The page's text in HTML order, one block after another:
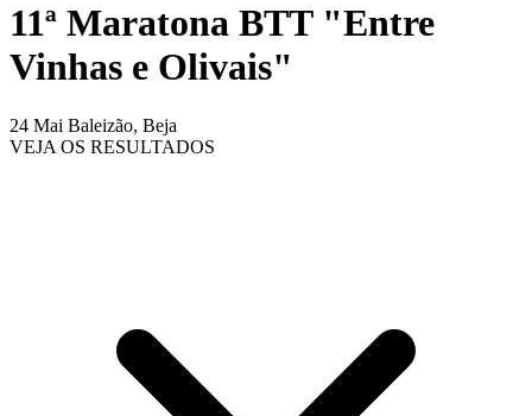
11ª Maratona BTT "Entre
Vinhas e Olivais"
24 Mai Baleizão, Beja
VEJA OS RESULTADOS